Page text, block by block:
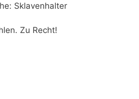
Sklavenhalter
Zu Recht!